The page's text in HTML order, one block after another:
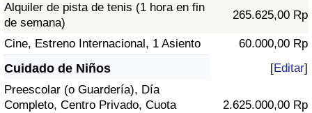
Alquiler de pista de tenis (1 hora en fin
de semana)
265.625,00 Rp
Cine, Estreno Internacional, 1 Asiento 60.000,00 Rp
Cuidado de Niños [Editar]
Preescolar (o Guardería), Día
Completo, Centro Privado, Cuota
2.625.000,00 Rp